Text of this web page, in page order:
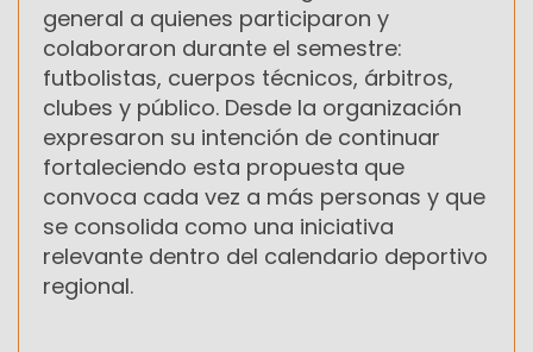
general a quienes participaron y
colaboraron durante el semestre:
futbolistas, cuerpos técnicos, árbitros,
clubes y público. Desde la organización
expresaron su intención de continuar
fortaleciendo esta propuesta que
convoca cada vez a más personas y que
se consolida como una iniciativa
relevante dentro del calendario deportivo
regional.